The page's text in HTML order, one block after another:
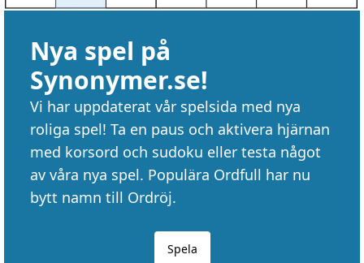
Nya spel på
Synonymer.se!
Vi har uppdaterat vår spelsida med nya
roliga spel! Ta en paus och aktivera hjärnan
med korsord och sudoku eller testa något
av våra nya spel. Populära Ordfull har nu
bytt namn till Ordröj.
Spela